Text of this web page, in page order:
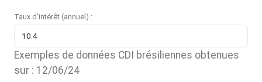
Taux d'intérêt (annuel) :
Exemples de données CDI brésiliennes obtenues
sur : 12/06/24